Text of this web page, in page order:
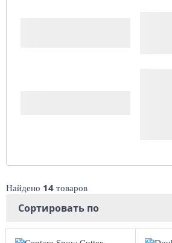
Найдено 14 товаров
Сортировать по